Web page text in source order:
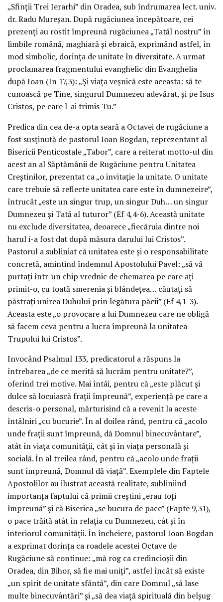
„Sfinții Trei Ierarhi” din Oradea, sub îndrumarea lect. univ.
dr. Radu Mureșan. După rugăciunea începătoare, cei
prezenți au rostit împreună rugăciunea „Tatăl nostru” în
limbile română, maghiară și ebraică, exprimând astfel, în
mod simbolic, dorința de unitate în diversitate. A urmat
proclamarea fragmentului evanghelic din Evanghelia
după Ioan (In 17,3): „Și viața veșnică este aceasta: să te
cunoască pe Tine, singurul Dumnezeu adevărat, și pe Isus
Cristos, pe care l-ai trimis Tu.”
Predica din cea de-a opta seară a Octavei de rugăciune a
fost susținută de pastorul Ioan Bogdan, reprezentant al
Bisericii Penticostale „Tabor”, care a reiterat motto-ul din
acest an al Săptămânii de Rugăciune pentru Unitatea
Creștinilor, prezentat ca „o invitație la unitate. O unitate
care trebuie să reflecte unitatea care este în dumnezeire”,
întrucât „este un singur trup, un singur Duh… un singur
Dumnezeu și Tată al tuturor” (Ef 4,4-6). Această unitate
nu exclude diversitatea, deoarece „fiecăruia dintre noi
harul i-a fost dat după măsura darului lui Cristos”.
Pastorul a subliniat că unitatea este și o responsabilitate
concretă, amintind îndemnul Apostolului Pavel: „să vă
purtați într-un chip vrednic de chemarea pe care ați
primit-o, cu toată smerenia și blândețea… căutați să
păstrați unirea Duhului prin legătura păcii” (Ef 4,1-3).
Aceasta este „o provocare a lui Dumnezeu care ne obligă
să facem ceva pentru a lucra împreună la unitatea
Trupului lui Cristos”.
Invocând Psalmul 133, predicatorul a răspuns la
întrebarea „de ce merită să lucrăm pentru unitate?”,
oferind trei motive. Mai întâi, pentru că „este plăcut și
dulce să locuiască frații împreună”, experiență pe care a
descris-o personal, mărturisind că a revenit la aceste
întâlniri „cu bucurie”. În al doilea rând, pentru că „acolo
unde frații sunt împreună, dă Domnul binecuvântare”,
atât în viața comunității, cât și în viața personală și
socială. În al treilea rând, pentru că „acolo unde frații
sunt împreună, Domnul dă viață”. Exemplele din Faptele
Apostolilor au ilustrat această realitate, subliniind
importanța faptului că primii creștini „erau toți
împreună” și că Biserica „se bucura de pace” (Fapte 9,31),
o pace trăită atât în relația cu Dumnezeu, cât și în
interiorul comunității. În încheiere, pastorul Ioan Bogdan
a exprimat dorința ca roadele acestei Octave de
Rugăciune să continue: „mă rog ca credincioșii din
Oradea, din Bihor, să fie mai uniți”, astfel încât să existe
„un spirit de unitate sfântă”, din care Domnul „să lase
multe binecuvântări” și „să dea viață spirituală din belșug